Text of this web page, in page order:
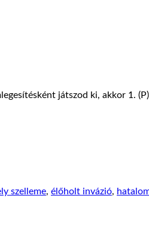
játszod ki, akkor 1.
szelleme, élőholt invázió,